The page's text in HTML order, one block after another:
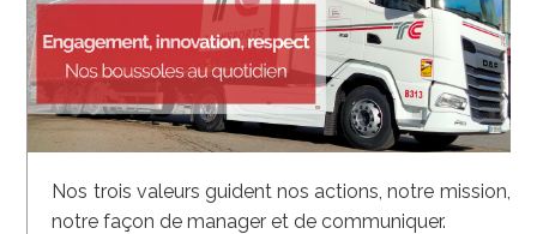
Nos trois valeurs guident nos actions, notre mission,
notre façon de manager et de communiquer.